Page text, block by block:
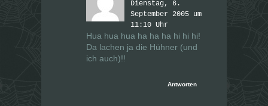
Dienstag, 6.
September 2005 um
11:10 Uhr
Hua hua hua ha ha ha hi hi hi!
Da lachen ja die Hühner (und
ich auch)!!
Antworten